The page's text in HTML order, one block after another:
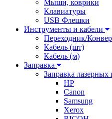
Мыши, коврики
Клавиатуры
USB Флешки
Инструменты и кабели
Переходник/
Кабель (шт)
Кабель (м)
Заправка
Заправка лазерных
HP
Canon
Samsung
Xerox